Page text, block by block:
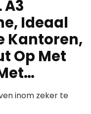
A3
Ideaal
Kantoren,
Op Met
inom zeker te